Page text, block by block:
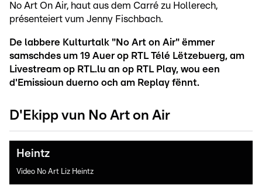
No Art On Air, haut aus dem Carré zu Hollerech,
présenteiert vum Jenny Fischbach.
De labbere Kulturtalk "No Art on Air" ëmmer
samschdes um 19 Auer op RTL Télé Lëtzebuerg, am
Livestream op RTL.lu an op RTL Play, wou een
d'Emissioun duerno och am Replay fënnt.
D'Ekipp vun No Art on Air
Heintz
Video No Art Liz Heintz